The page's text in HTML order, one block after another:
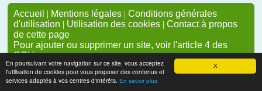
X
En poursuivant votre navigation sur ce site, vous acceptez
l'utilisation de cookies pour vous proposer des contenus et
services adaptés à vos centres d'intérêts. En savoir plus
Accueil | Mentions légales | Conditions générales
d'utilisation | Utilisation des cookies | Contact à propos
de cette page
Pour ajouter ou supprimer un site, voir l'article 4 des
CGUs